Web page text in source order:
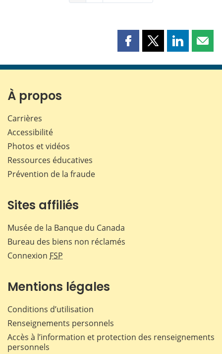
Partager
page
Partager
page
Partager
page page
À propos
Carrières
Accessibilité
Photos et vidéos
Ressources éducatives
Prévention de la fraude
Sites affiliés
Musée de la Banque du Canada
Bureau des biens non réclamés
Connexion FSP
Mentions légales
Conditions d’utilisation
Renseignements personnels
Accès à l’information et protection des renseignements
personnels